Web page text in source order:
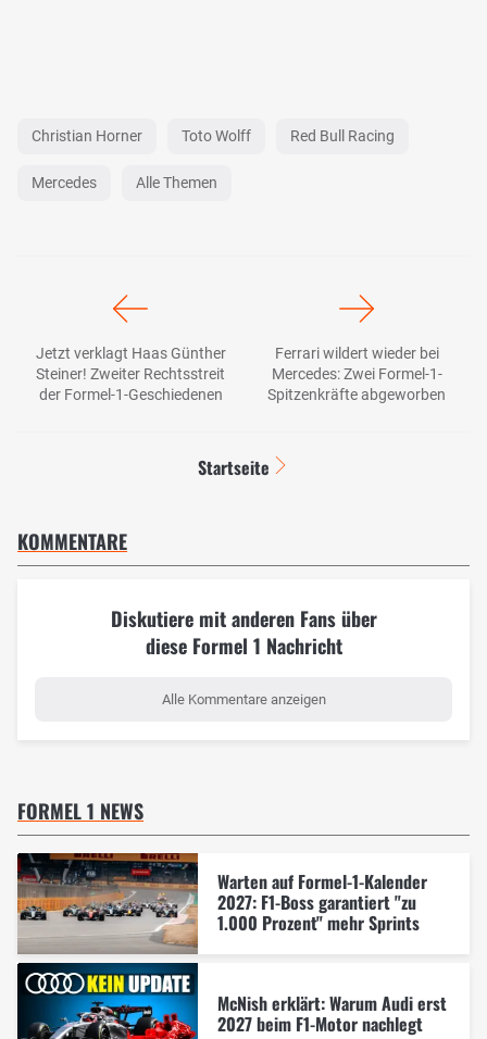
Christian Horner Toto Wolff Red Bull Racing
Mercedes Alle Themen
Jetzt verklagt Haas Günther
Steiner! Zweiter Rechtsstreit
der Formel-1-Geschiedenen
Ferrari wildert wieder bei
Mercedes: Zwei Formel-1-
Spitzenkräfte abgeworben
Startseite
KOMMENTARE
Diskutiere mit anderen Fans über
diese Formel 1 Nachricht
Alle Kommentare anzeigen
FORMEL 1 NEWS
Warten auf Formel-1-Kalender
2027: F1-Boss garantiert "zu
1.000 Prozent" mehr Sprints
McNish erklärt: Warum Audi erst
2027 beim F1-Motor nachlegt